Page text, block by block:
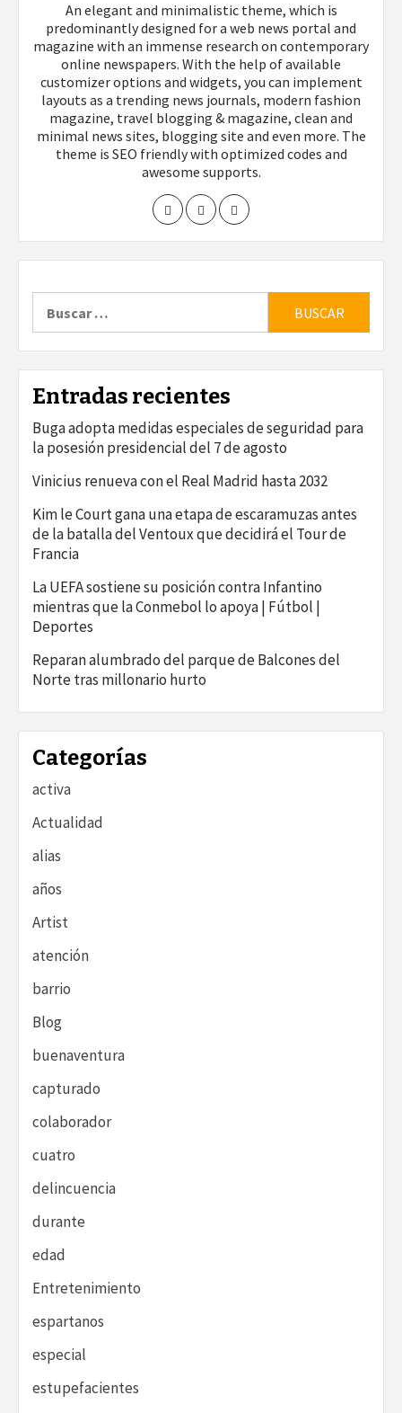
An elegant and minimalistic theme, which is
predominantly designed for a web news portal and
magazine with an immense research on contemporary
online newspapers. With the help of available
customizer options and widgets, you can implement
layouts as a trending news journals, modern fashion
magazine, travel blogging & magazine, clean and
minimal news sites, blogging site and even more. The
theme is SEO friendly with optimized codes and
awesome supports.
Entradas recientes
Buga adopta medidas especiales de seguridad para
la posesión presidencial del 7 de agosto
Vinicius renueva con el Real Madrid hasta 2032
Kim le Court gana una etapa de escaramuzas antes
de la batalla del Ventoux que decidirá el Tour de
Francia
La UEFA sostiene su posición contra Infantino
mientras que la Conmebol lo apoya | Fútbol |
Deportes
Reparan alumbrado del parque de Balcones del
Norte tras millonario hurto
Categorías
activa
Actualidad
alias
años
Artist
atención
barrio
Blog
buenaventura
capturado
colaborador
cuatro
delincuencia
durante
edad
Entretenimiento
espartanos
especial
estupefacientes